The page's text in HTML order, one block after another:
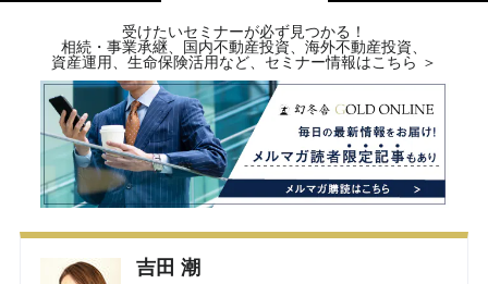
受けたいセミナーが必ず見つかる！
相続・事業承継、国内不動産投資、海外不動産投資、
資産運用、生命保険活用など、セミナー情報はこちら ＞
吉田 潮